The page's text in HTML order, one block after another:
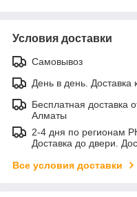
Условия доставки
Самовывоз
День в день.
Бесплатная доставка
Алматы
2-4 дня по регионам
Доставка до двери.
Все условия доставки